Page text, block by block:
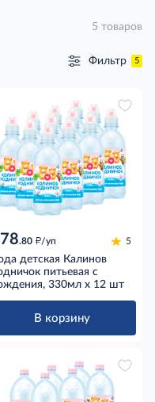
5 товаров
Фильтр 5
.80 д/уп 5
детская Калинов
питьевая с
330мл x 12 шт
В корзину